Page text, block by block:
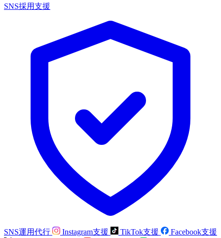
SNS採用支援
SNS運用代行 Instagram支援 TikTok支援
Facebook支援